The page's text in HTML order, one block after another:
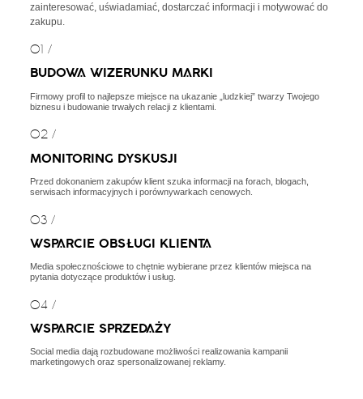
zainteresować, uświadamiać, dostarczać informacji i motywować do
zakupu.
01 /
BUDOWA WIZERUNKU MARKI
Firmowy profil to najlepsze miejsce na ukazanie „ludzkiej” twarzy Twojego
biznesu i budowanie trwałych relacji z klientami.
02 /
MONITORING DYSKUSJI
Przed dokonaniem zakupów klient szuka informacji na forach, blogach,
serwisach informacyjnych i porównywarkach cenowych.
03 /
WSPARCIE OBSŁUGI KLIENTA
Media społecznościowe to chętnie wybierane przez klientów miejsca na
pytania dotyczące produktów i usług.
04 /
WSPARCIE SPRZEDAŻY
Social media dają rozbudowane możliwości realizowania kampanii
marketingowych oraz spersonalizowanej reklamy.